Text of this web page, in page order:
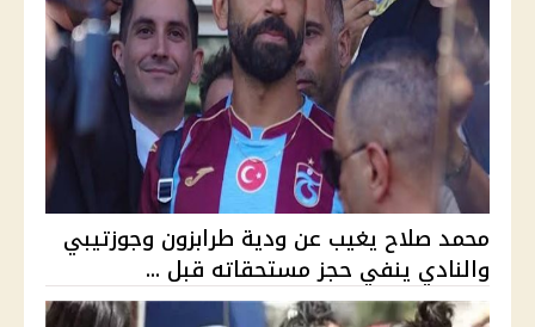
محمد صلاح يغيب عن ودية طرابزون وجوزتيبي
والنادي ينفي حجز مستحقاته قبل ...